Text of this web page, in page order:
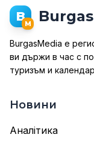
BM Burgas
BurgasMedia е
ви държи в час с
туризъм и
Новини
Аналітика